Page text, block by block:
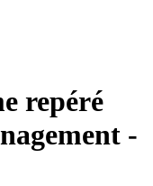
repéré
-